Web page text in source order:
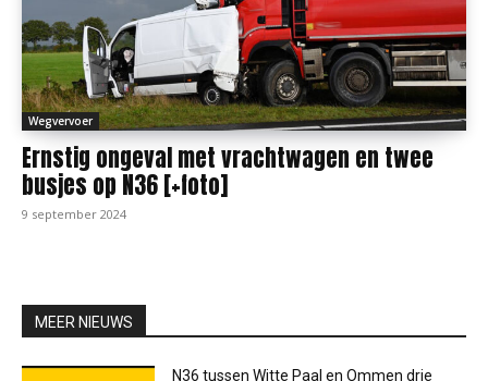
Wegvervoer
Ernstig ongeval met vrachtwagen en twee
busjes op N36 [+foto]
9 september 2024
MEER NIEUWS
N36 tussen Witte Paal en Ommen drie